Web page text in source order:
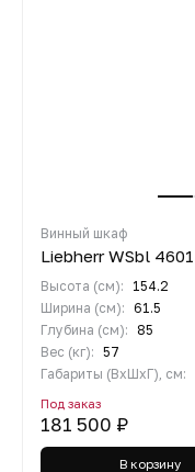
Винный шкаф
Liebherr WSbl 4601
Высота (см):
154.2
Ширина (см): 61.5
Глубина (см):
85
Вес (кг): 57
Габариты (ВхШхГ), см:
Под заказ
181 500 ₽
В корзину